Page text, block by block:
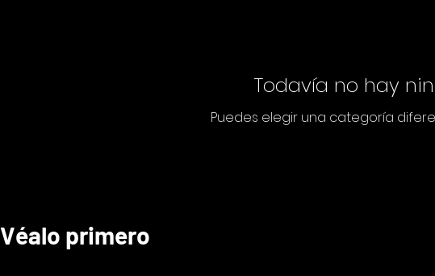
video creation •
Custom
Todavía no hay
Puedes elegir una categoría
Véalo primero